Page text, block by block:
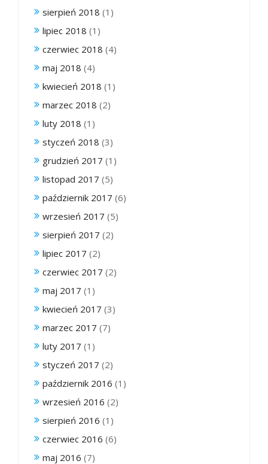
sierpień 2018 (1)
lipiec 2018 (1)
czerwiec 2018 (4)
maj 2018 (4)
kwiecień 2018 (1)
marzec 2018 (2)
luty 2018 (1)
styczeń 2018 (3)
grudzień 2017 (1)
listopad 2017 (5)
październik 2017 (6)
wrzesień 2017 (5)
sierpień 2017 (2)
lipiec 2017 (2)
czerwiec 2017 (2)
maj 2017 (1)
kwiecień 2017 (3)
marzec 2017 (7)
luty 2017 (1)
styczeń 2017 (2)
październik 2016 (1)
wrzesień 2016 (2)
sierpień 2016 (1)
czerwiec 2016 (6)
maj 2016 (7)